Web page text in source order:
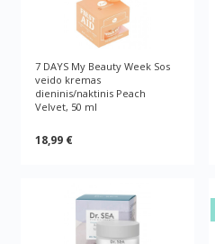
7 DAYS My Beauty Week Sos
veido kremas
dieninis/naktinis Peach
Velvet, 50 ml
18,99 €